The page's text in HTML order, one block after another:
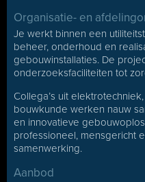
Organisatie- en
Je werkt binnen een
beheer, onderhoud en
gebouwinstallaties. De
onderzoeksfaciliteiten tot
Collega’s uit
bouwkunde werken nauw
en innovatieve
professioneel, mensgericht
samenwerking.
Aanbod